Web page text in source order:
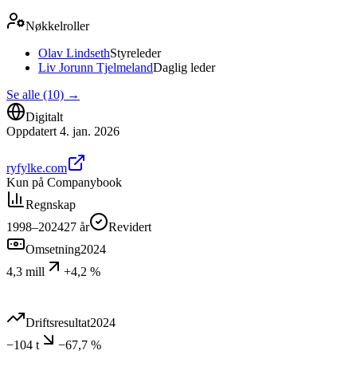
Nøkkelroller
Olav LindsethStyreleder
Liv Jorunn TjelmelandDaglig leder
Se alle (10) →
Digitalt
Oppdatert 4. jan. 2026
ryfylke.com
Kun på Companybook
Regnskap
1998–202427 år
Revidert
Omsetning2024
4,3 mill
+4,2 %
Driftsresultat2024
−104 t
−67,7 %